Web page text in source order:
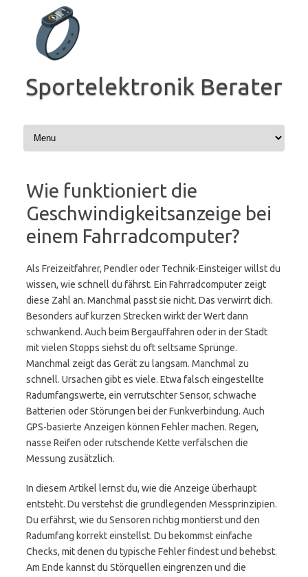
springen
Sportelektronik Berater
Wie funktioniert die
Geschwindigkeitsanzeige bei
einem Fahrradcomputer?
Als Freizeitfahrer, Pendler oder Technik-Einsteiger willst du
wissen, wie schnell du fährst. Ein Fahrradcomputer zeigt
diese Zahl an. Manchmal passt sie nicht. Das verwirrt dich.
Besonders auf kurzen Strecken wirkt der Wert dann
schwankend. Auch beim Bergauffahren oder in der Stadt
mit vielen Stopps siehst du oft seltsame Sprünge.
Manchmal zeigt das Gerät zu langsam. Manchmal zu
schnell. Ursachen gibt es viele. Etwa falsch eingestellte
Radumfangswerte, ein verrutschter Sensor, schwache
Batterien oder Störungen bei der Funkverbindung. Auch
GPS-basierte Anzeigen können Fehler machen. Regen,
nasse Reifen oder rutschende Kette verfälschen die
Messung zusätzlich.
In diesem Artikel lernst du, wie die Anzeige überhaupt
entsteht. Du verstehst die grundlegenden Messprinzipien.
Du erfährst, wie du Sensoren richtig montierst und den
Radumfang korrekt einstellst. Du bekommst einfache
Checks, mit denen du typische Fehler findest und behebst.
Am Ende kannst du Störquellen eingrenzen und die